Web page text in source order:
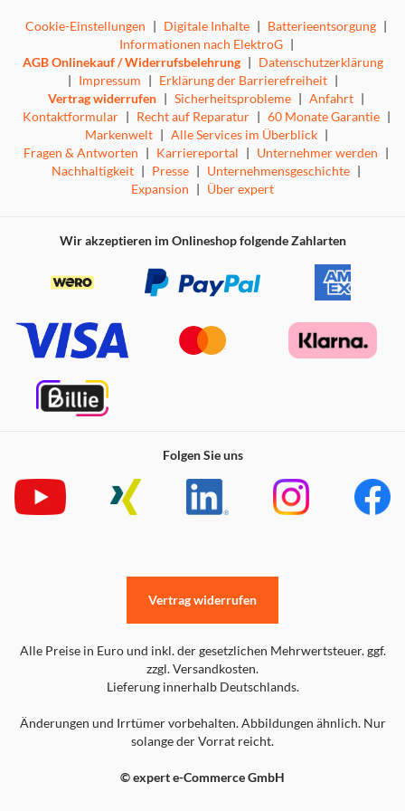
Cookie-Einstellungen | Digitale Inhalte | Batterieentsorgung |
Informationen nach ElektroG |
AGB Onlinekauf / Widerrufsbelehrung | Datenschutzerklärung
| Impressum | Erklärung der Barrierefreiheit |
Vertrag widerrufen | Sicherheitsprobleme | Anfahrt |
Kontaktformular | Recht auf Reparatur | 60 Monate Garantie |
Markenwelt | Alle Services im Überblick |
Fragen & Antworten | Karriereportal | Unternehmer werden |
Nachhaltigkeit | Presse | Unternehmensgeschichte |
Expansion | Über expert
Wir akzeptieren im Onlineshop folgende Zahlarten
Folgen Sie uns
Alle Preise in Euro und inkl. der gesetzlichen Mehrwertsteuer. ggf.
zzgl. Versandkosten.
Lieferung innerhalb Deutschlands.
Änderungen und Irrtümer vorbehalten. Abbildungen ähnlich. Nur
solange der Vorrat reicht.
© expert e-Commerce GmbH
Vertrag widerrufen